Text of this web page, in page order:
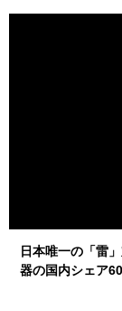
日本唯一の「雷
器の国内シェア